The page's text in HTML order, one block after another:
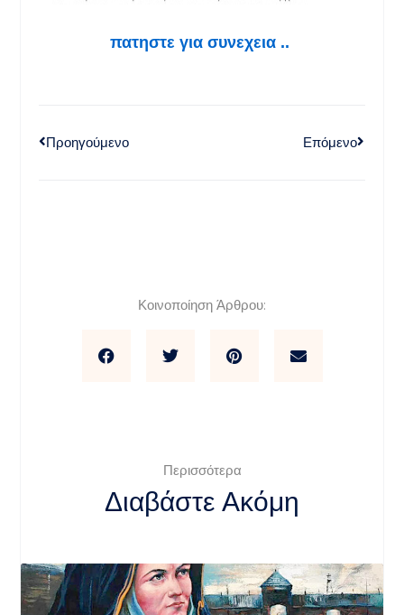
πατηστε για συνεχεια ..
Προηγούμενο Επόμενο
Κοινοποίηση Άρθρου:
Περισσότερα
Διαβάστε Ακόμη